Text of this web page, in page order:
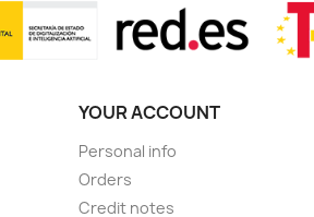
YOUR ACCOUNT
Personal info
Orders
Credit notes